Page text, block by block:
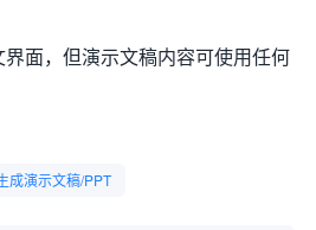
面，但演示文稿内容可使用任何
成演示文稿/PPT